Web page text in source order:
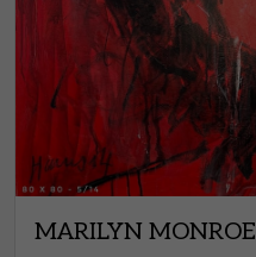
MARILYN MONROE